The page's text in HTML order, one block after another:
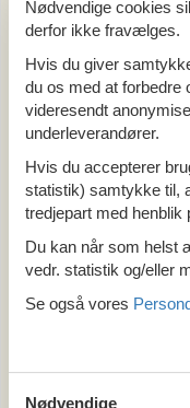
Artikeltyper
Sommerhus
Din Cofman ferie
Område
Alle
Østrig
Salzburg
Unterbairdorf
Tema
Nødvendige cookies
derfor ikke fravælges.
Hvis du giver
du os med at forbedre
videresendt
underleverandører.
Hvis du accepterer
statistik) samtykke til,
tredjepart med henblik
Du kan når som helst
vedr. statistik og/eller
Se også vores
Nødvendige